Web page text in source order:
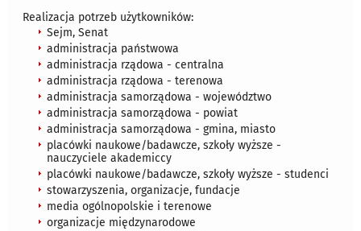
Realizacja potrzeb użytkowników:
Sejm, Senat
administracja państwowa
administracja rządowa - centralna
administracja rządowa - terenowa
administracja samorządowa - województwo
administracja samorządowa - powiat
administracja samorządowa - gmina, miasto
placówki naukowe/badawcze, szkoły wyższe -
nauczyciele akademiccy
placówki naukowe/badawcze, szkoły wyższe - studenci
stowarzyszenia, organizacje, fundacje
media ogólnopolskie i terenowe
organizacje międzynarodowe